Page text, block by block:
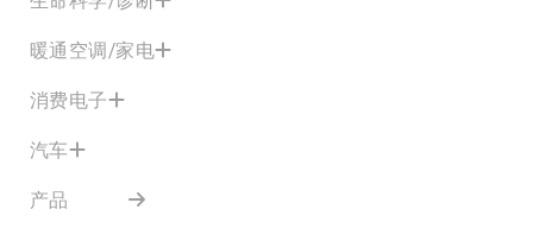
暖通空调/家电
消费电子
汽车
产品